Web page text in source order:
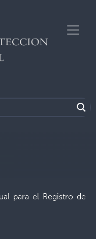
para el Registro de